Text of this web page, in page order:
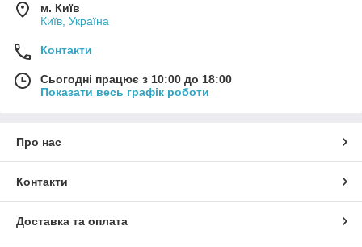
м. Київ
Київ, Україна
Контакти
Сьогодні працює з 10:00 до 18:00
Показати весь графік роботи
Про нас
Контакти
Доставка та оплата